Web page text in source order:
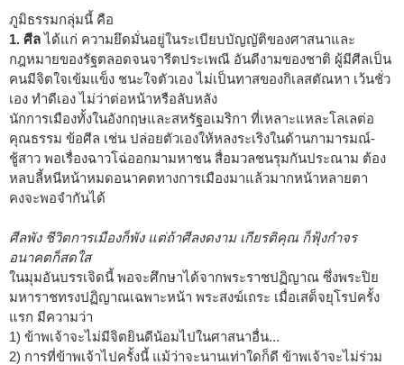
ภูมิธรรมกลุ่มนี้ คือ
1. ศีลได้แก่ ความยึดมั่นอยู่ในระเบียบบัญญัติของศาสนาและ
กฎหมายของรัฐตลอดจนจารีตประเพณี อันดีงามของชาติ ผู้มีศีลเป็น
คนมีจิตใจเข้มแข็ง ชนะใจตัวเอง ไม่เป็นทาสของกิเลสตัณหา เว้นชั่ว
เอง ทำดีเอง ไม่ว่าต่อหน้าหรือลับหลัง
นักการเมืองทั้งในอังกฤษและสหรัฐอเมริกา ที่เหลาะแหละโลเลต่อ
คุณธรรม ข้อศีล เช่น ปล่อยตัวเองให้หลงระเริงในด้านกามารมณ์-
ชู้สาว พอเรื่องฉาวโฉ่ออกมามหาชน สื่อมวลชนรุมกันประณาม ต้อง
หลบลี้หนีหน้าหมดอนาคตทางการเมืองมาแล้วมากหน้าหลายตา
คงจะพอจำกันได้
ศีลพัง ชีวิตการเมืองก็พัง แต่ถ้าศีลงดงาม เกียรติคุณ ก็ฟุ้งกำจร
อนาคตก็สดใส
ในมุมอันบรรเจิดนี้ พอจะศึกษาได้จากพระราชปฏิญาณ ซึ่งพระปิย
มหาราชทรงปฏิญาณเฉพาะหน้า พระสงฆ์เถระ เมื่อเสด็จยุโรปครั้ง
แรก มีความว่า
1) ข้าพเจ้าจะไม่มีจิตยินดีน้อมไปในศาสนาอื่น...
2) การที่ข้าพเจ้าไปครั้งนี้ แม้ว่าจะนานเท่าใดก็ดี ข้าพเจ้าจะไม่ร่วม